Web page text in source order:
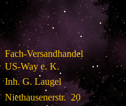
Fach-Versandhandel
US-Way e. K.
Inh. G. Laugel
Niethausenerstr. 20